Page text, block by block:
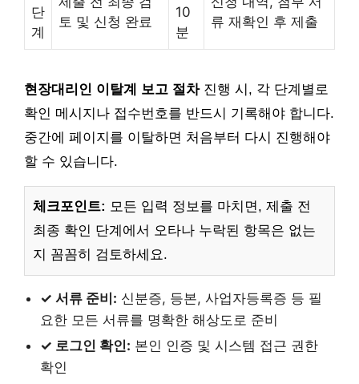
단
계
토 및 신청 완료
10
분
류 재확인 후 제출
현장대리인 이탈계 보고 절차진행 시, 각 단계별로
확인 메시지나 접수번호를 반드시 기록해야 합니다.
중간에 페이지를 이탈하면 처음부터 다시 진행해야
할 수 있습니다.
체크포인트: 모든 입력 정보를 마치면, 제출 전
최종 확인 단계에서 오타나 누락된 항목은 없는
지 꼼꼼히 검토하세요.
✓ 서류 준비: 신분증, 등본, 사업자등록증 등 필
요한 모든 서류를 명확한 해상도로 준비
✓ 로그인 확인: 본인 인증 및 시스템 접근 권한
확인